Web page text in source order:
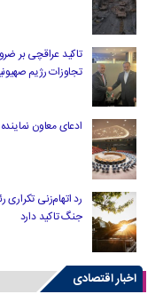
تاکید عراقچی بر
تجاوزات رژیم
ادعای معاون
رد اتهام‌زنی
جنگ تاکید دارد
اخبار اقتصادی